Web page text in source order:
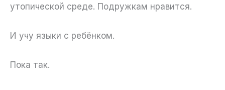
утопической среде. Подружкам нравится.
И учу языки с ребёнком.
Пока так.